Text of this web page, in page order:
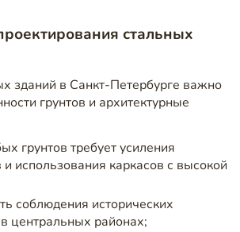
стальных
зданий в Санкт-Петербурге важно
грунтов и архитектурные
грунтов требует усиления
использования каркасов с высокой
соблюдения исторических
центральных районах;